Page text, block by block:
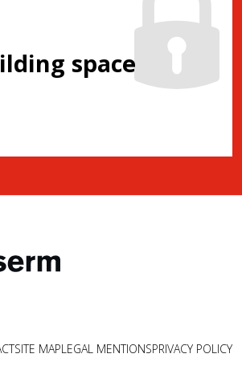
space
SITE MAPLEGAL MENTIONSPRIVACY POLICY